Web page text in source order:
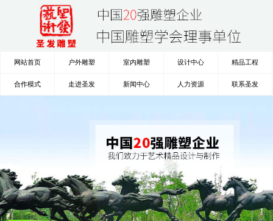
网站首页 户外雕塑 室内雕塑 设计中心 精品工程
合作模式 走进圣发 新闻中心 人力资源 联系圣发